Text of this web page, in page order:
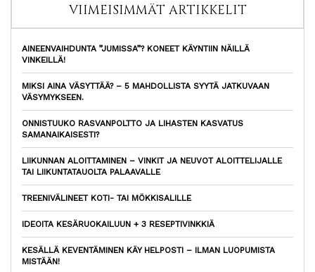
VIIMEISIMMÄT ARTIKKELIT
AINEENVAIHDUNTA ”JUMISSA”? KONEET KÄYNTIIN NÄILLÄ
VINKEILLÄ!
MIKSI AINA VÄSYTTÄÄ? – 5 MAHDOLLISTA SYYTÄ JATKUVAAN
VÄSYMYKSEEN.
ONNISTUUKO RASVANPOLTTO JA LIHASTEN KASVATUS
SAMANAIKAISESTI?
LIIKUNNAN ALOITTAMINEN – VINKIT JA NEUVOT ALOITTELIJALLE
TAI LIIKUNTATAUOLTA PALAAVALLE
TREENIVÄLINEET KOTI- TAI MÖKKISALILLE
IDEOITA KESÄRUOKAILUUN + 3 RESEPTIVINKKIÄ
KESÄLLÄ KEVENTÄMINEN KÄY HELPOSTI – ILMAN LUOPUMISTA
MISTÄÄN!